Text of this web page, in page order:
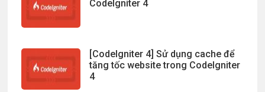
CodeIgniter 4
[CodeIgniter 4] Sử dụng cache để
tăng tốc website trong CodeIgniter
4